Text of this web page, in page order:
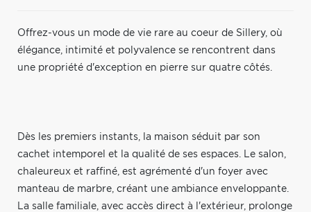
Offrez-vous un mode de vie rare au coeur de Sillery, où
élégance, intimité et polyvalence se rencontrent dans
une propriété d'exception en pierre sur quatre côtés.
Dès les premiers instants, la maison séduit par son
cachet intemporel et la qualité de ses espaces. Le salon,
chaleureux et raffiné, est agrémenté d'un foyer avec
manteau de marbre, créant une ambiance enveloppante.
La salle familiale, avec accès direct à l'extérieur, prolonge